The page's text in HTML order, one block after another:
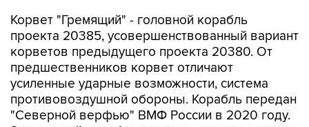
корветов предыдущего проекта 20380. От
предшественников корвет отличают
усиленные ударные возможности, система
противовоздушной обороны. Корабль передан
"Северной верфью" ВМФ России в 2020 году.
Это первый корабль-носитель крылатых ракет
"Калибр" на Тихоокеанском флоте.